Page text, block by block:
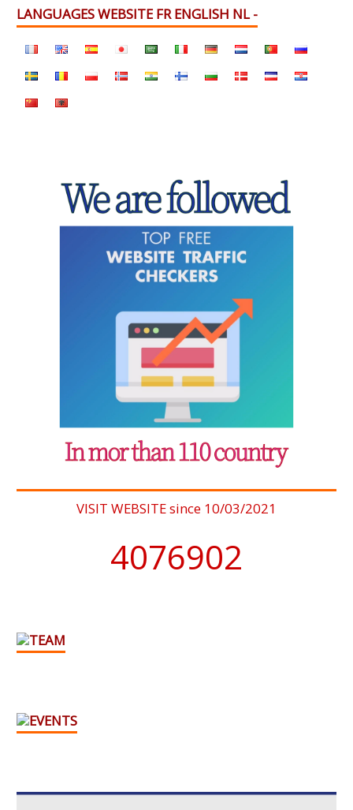
LANGUAGES WEBSITE FR ENGLISH NL -
VISIT WEBSITE since 10/03/2021
4076902